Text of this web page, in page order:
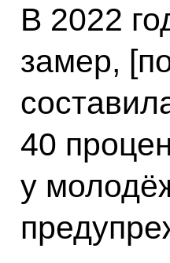
В 2022
замер,
40
у